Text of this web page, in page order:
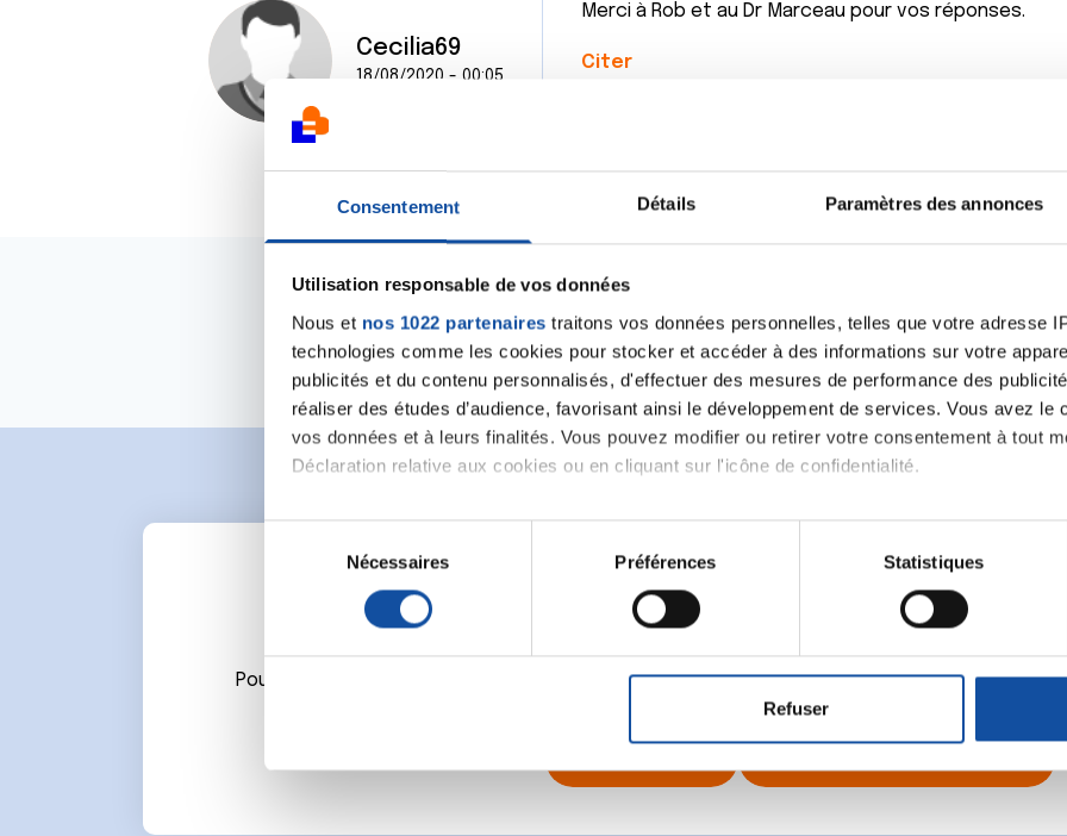
Consentement Détails Paramètres des annonces
Utilisation responsable de vos données
Nous et nos 1022 partenaires traitons vos données personnelles, telles que votre adresse
technologies comme les cookies pour stocker et accéder à des informations sur votre
publicités et du contenu personnalisés, d'effectuer des mesures de performance des
réaliser des études d’audience, favorisant ainsi le développement de services. Vous avez le
vos données et à leurs finalités. Vous pouvez modifier ou retirer votre consentement à tout
Déclaration relative aux cookies ou en cliquant sur l'icône de confidentialité.
Si vous le permettez, nous aimerions également :
Collecter des informations sur votre localisation géographique qui peuvent être
digitales).
Pour en savoir plus sur le traitement de vos données personnelles et définir vos
. Vous pouvez modifier ou retirer votre consentement à tout moment à partir de la
partenaires de médias sociaux, de publicité et d'analyse, qui peuvent combiner celles-ci
n
Nécessaires Préférences Statistiques
Refuser
Cecilia69
18/08/2020 - 00:05
Merci à Rob et au Dr Marceau pour vos réponses.
Citer
Ecrire un commentaire
Pour écrire un commentaire ou lancer une nouvelle discussion vous aurez besoin de vous